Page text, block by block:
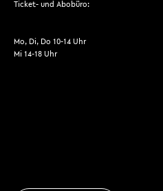
Ticket- und Abobüro:
Mo, Di, Do 10-14 Uhr
Mi 14-18 Uhr